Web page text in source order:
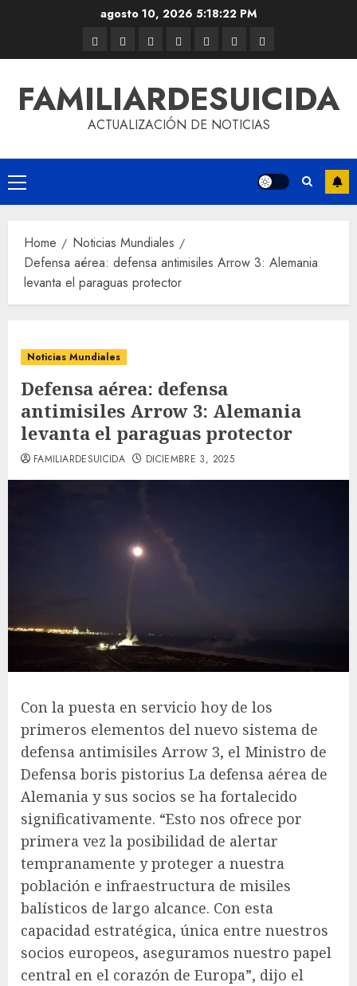
agosto 10, 2026 5:18:22 PM
FAMILIARDESUICIDA
ACTUALIZACIÓN DE NOTICIAS
Home
Noticias Mundiales
Defensa aérea: defensa antimisiles Arrow 3: Alemania
levanta el paraguas protector
Noticias Mundiales
Defensa aérea: defensa
antimisiles Arrow 3: Alemania
levanta el paraguas protector
FAMILIARDESUICIDA DICIEMBRE 3, 2025
Con la puesta en servicio hoy de los
primeros elementos del nuevo sistema de
defensa antimisiles Arrow 3, el Ministro de
Defensa boris pistorius La defensa aérea de
Alemania y sus socios se ha fortalecido
significativamente. “Esto nos ofrece por
primera vez la posibilidad de alertar
tempranamente y proteger a nuestra
población e infraestructura de misiles
balísticos de largo alcance. Con esta
capacidad estratégica, única entre nuestros
socios europeos, aseguramos nuestro papel
central en el corazón de Europa”, dijo el